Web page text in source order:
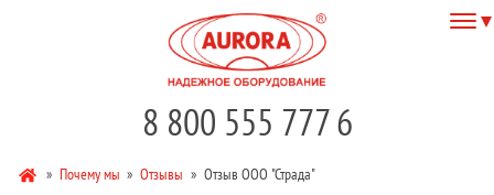
8 800 555 777 6
» Почему мы » Отзывы » Отзыв ООО "Страда"